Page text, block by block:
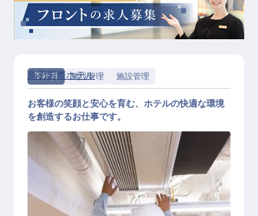
正社員 施設管理 施設管理
鳥羽国際ホテル
お客様の笑顔と安心を育む、ホテルの快適な環境
を創造するお仕事です。